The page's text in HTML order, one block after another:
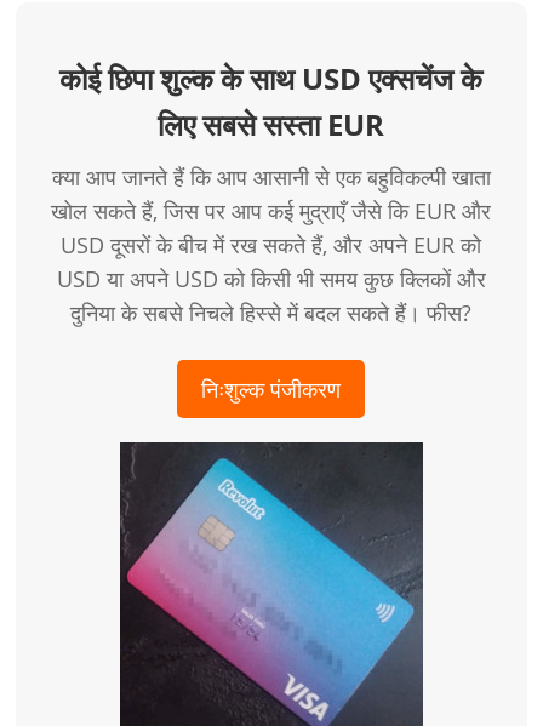
कोई छिपा शुल्क के साथ USD एक्सचेंज के
लिए सबसे सस्ता EUR
क्या आप जानते हैं कि आप आसानी से एक बहुविकल्पी खाता
खोल सकते हैं, जिस पर आप कई मुद्राएँ जैसे कि EUR और
USD दूसरों के बीच में रख सकते हैं, और अपने EUR को
USD या अपने USD को किसी भी समय कुछ क्लिकों और
दुनिया के सबसे निचले हिस्से में बदल सकते हैं। फीस?
निःशुल्क पंजीकरण